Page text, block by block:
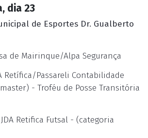
dia 23
de Esportes Dr. Gualberto
de Mairinque/Alpa Segurança
Retífica/Passareli Contabilidade
- Troféu de Posse Transitória
Retifica Futsal - (categoria